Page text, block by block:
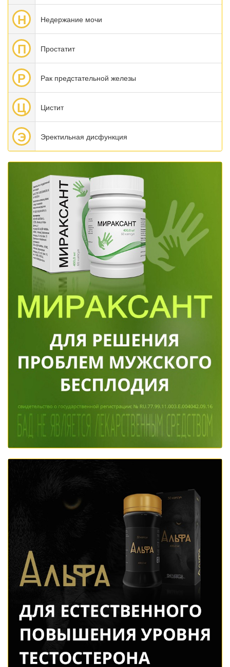
Н Недержание мочи
П Простатит
Р Рак предстательной железы
Ц Цистит
Э Эректильная дисфункция